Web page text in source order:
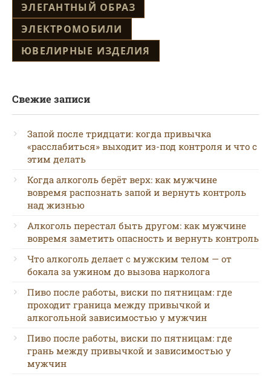
ЭЛЕГАНТНЫЙ ОБРАЗ
ЭЛЕКТРОМОБИЛИ
ЮВЕЛИРНЫЕ ИЗДЕЛИЯ
Свежие записи
Запой после тридцати: когда привычка
«расслабиться» выходит из-под контроля и что с
этим делать
Когда алкоголь берёт верх: как мужчине
вовремя распознать запой и вернуть контроль
над жизнью
Алкоголь перестал быть другом: как мужчине
вовремя заметить опасность и вернуть контроль
Что алкоголь делает с мужским телом — от
бокала за ужином до вызова нарколога
Пиво после работы, виски по пятницам: где
проходит граница между привычкой и
алкогольной зависимостью у мужчин
Пиво после работы, виски по пятницам: где
грань между привычкой и зависимостью у
мужчин